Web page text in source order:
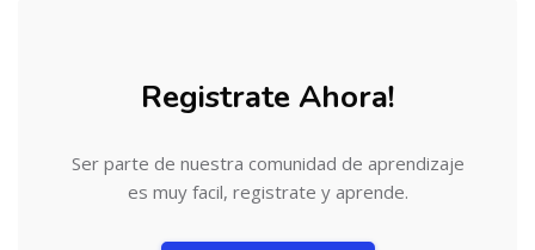
Registrate Ahora!
Ser parte de nuestra comunidad de aprendizaje
es muy facil, registrate y aprende.